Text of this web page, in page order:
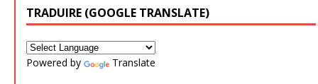
TRADUIRE (GOOGLE TRANSLATE)
Powered by Translate